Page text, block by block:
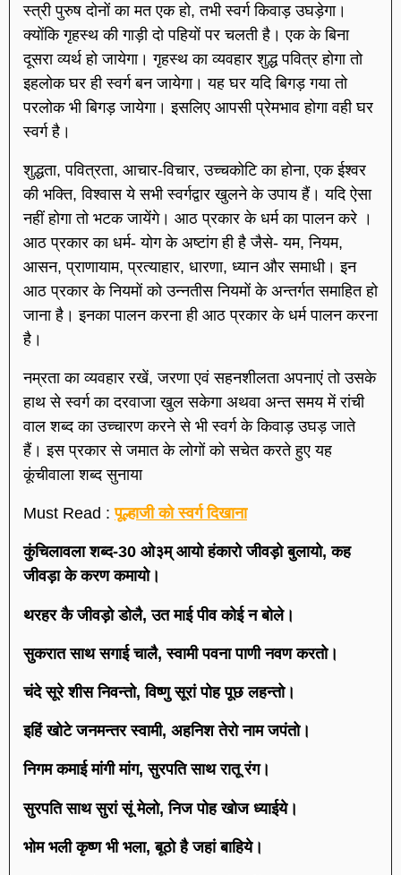
स्त्री पुरुष दोनों का मत एक हो, तभी स्वर्ग किवाड़ उघड़ेगा।
क्योंकि गृहस्थ की गाड़ी दो पहियों पर चलती है। एक के बिना
दूसरा व्यर्थ हो जायेगा। गृहस्थ का व्यवहार शुद्ध पवित्र होगा तो
इहलोक घर ही स्वर्ग बन जायेगा। यह घर यदि बिगड़ गया तो
परलोक भी बिगड़ जायेगा। इसलिए आपसी प्रेमभाव होगा वही घर
स्वर्ग है।
शुद्धता, पवित्रता, आचार-विचार, उच्चकोटि का होना, एक ईश्वर
की भक्ति, विश्वास ये सभी स्वर्गद्वार खुलने के उपाय हैं। यदि ऐसा
नहीं होगा तो भटक जायेंगे। आठ प्रकार के धर्म का पालन करे ।
आठ प्रकार का धर्म- योग के अष्टांग ही है जैसे- यम, नियम,
आसन, प्राणायाम, प्रत्याहार, धारणा, ध्यान और समाधी। इन
आठ प्रकार के नियमों को उन्नतीस नियमों के अन्तर्गत समाहित हो
जाना है। इनका पालन करना ही आठ प्रकार के धर्म पालन करना
है।
नम्रता का व्यवहार रखें, जरणा एवं सहनशीलता अपनाएं तो उसके
हाथ से स्वर्ग का दरवाजा खुल सकेगा अथवा अन्त समय में रांची
वाल शब्द का उच्चारण करने से भी स्वर्ग के किवाड़ उघड़ जाते
हैं। इस प्रकार से जमात के लोगों को सचेत करते हुए यह
कूंचीवाला शब्द सुनाया
Must Read :पूल्हाजी को स्वर्ग दिखाना
कुंचिलावला शब्द-30 ओ३म् आयो हंकारो जीवड़ो बुलायो, कह
जीवड़ा के करण कमायो।
थरहर कै जीवड़ो डोलै, उत माई पीव कोई न बोले।
सुकरात साथ सगाई चालै, स्वामी पवना पाणी नवण करतो।
चंदे सूरे शीस निवन्तो, विष्णु सूरां पोह पूछ लहन्तो।
इहिं खोटे जनमन्तर स्वामी, अहनिश तेरो नाम जपंतो।
निगम कमाई मांगी मांग, सुरपति साथ रातू रंग।
सुरपति साथ सुरां सूं मेलो, निज पोह खोज ध्याईये।
भोम भली कृष्ण भी भला, बूठो है जहां बाहिये।